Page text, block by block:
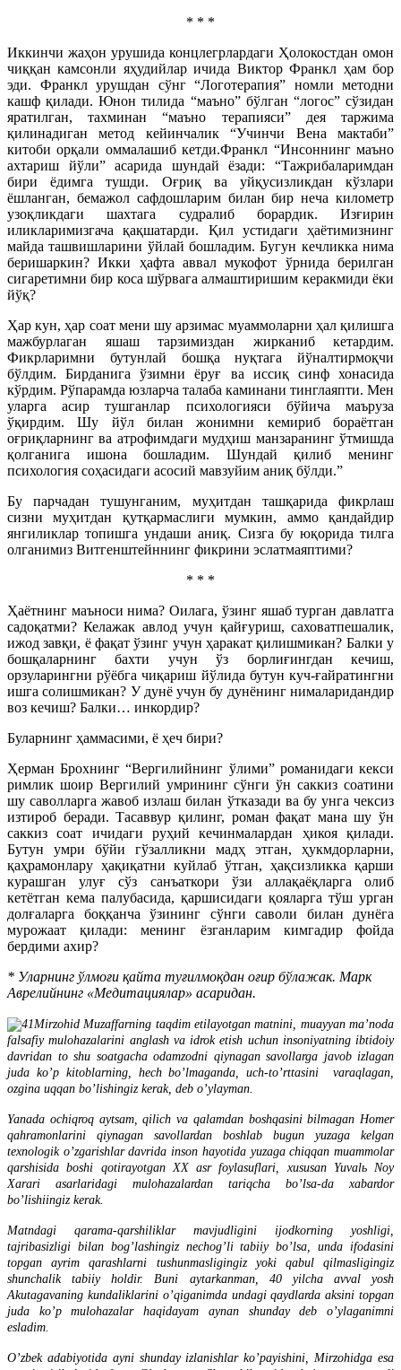
* * *
Иккинчи жаҳон урушида концлегрлардаги Ҳолокостдан омон
чиққан камсонли яҳудийлар ичида Виктор Франкл ҳам бор
эди. Франкл урушдан сўнг “Логотерапия” номли методни
кашф қилади. Юнон тилида “маъно” бўлган “логос” сўзидан
яратилган, тахминан “маъно терапияси” дея таржима
қилинадиган метод кейинчалик “Учинчи Вена мактаби”
китоби орқали оммалашиб кетди.Франкл “Инсоннинг маъно
ахтариш йўли” асарида шундай ёзади: “Тажрибаларимдан
бири ёдимга тушди. Оғриқ ва уйқусизликдан кўзлари
ёшланган, бемажол сафдошларим билан бир неча километр
узоқликдаги шахтага судралиб борардик. Изғирин
иликларимизгача қақшатарди. Қил устидаги ҳаётимизнинг
майда ташвишларини ўйлай бошладим. Бугун кечликка нима
беришаркин? Икки ҳафта аввал мукофот ўрнида берилган
сигаретимни бир коса шўрвага алмаштиришим керакмиди ёки
йўқ?
Ҳар кун, ҳар соат мени шу арзимас муаммоларни ҳал қилишга
мажбурлаган яшаш тарзимиздан жирканиб кетардим.
Фикрларимни бутунлай бошқа нуқтага йўналтирмоқчи
бўлдим. Бирданига ўзимни ёруғ ва иссиқ синф хонасида
кўрдим. Рўпарамда юзларча талаба каминани тинглаяпти. Мен
уларга асир тушганлар психологияси бўйича маъруза
ўқирдим. Шу йўл билан жонимни кемириб бораётган
оғриқларнинг ва атрофимдаги мудҳиш манзаранинг ўтмишда
қолганига ишона бошладим. Шундай қилиб менинг
психология соҳасидаги асосий мавзуйим аниқ бўлди.”
Бу парчадан тушунганим, муҳитдан ташқарида фикрлаш
сизни муҳитдан қутқармаслиги мумкин, аммо қандайдир
янгиликлар топишга ундаши аниқ. Сизга бу юқорида тилга
олганимиз Витгенштейннинг фикрини эслатмаяптими?
* * *
Ҳаётнинг маъноси нима? Оилага, ўзинг яшаб турган давлатга
садоқатми? Келажак авлод учун қайғуриш, саховатпешалик,
ижод завқи, ё фақат ўзинг учун ҳаракат қилишмикан? Балки у
бошқаларнинг бахти учун ўз борлиғингдан кечиш,
орзуларингни рўёбга чиқариш йўлида бутун куч-ғайратингни
ишга солишмикан? У дунё учун бу дунёнинг нималаридандир
воз кечиш? Балки… инкордир?
Буларнинг ҳаммасими, ё ҳеч бири?
Ҳерман Брохнинг “Вергилийнинг ўлими” романидаги кекси
римлик шоир Вергилий умрининг сўнги ўн саккиз соатини
шу саволларга жавоб излаш билан ўтказади ва бу унга чексиз
изтироб беради. Тасаввур қилинг, роман фақат мана шу ўн
саккиз соат ичидаги руҳий кечинмалардан ҳикоя қилади.
Бутун умри бўйи гўзалликни мадҳ этган, ҳукмдорларни,
қаҳрамонлару ҳақиқатни куйлаб ўтган, ҳақсизликка қарши
курашган улуғ сўз санъаткори ўзи аллақаёқларга олиб
кетётган кема палубасида, қаршисидаги қояларга тўш урган
долғаларга боққанча ўзининг сўнги саволи билан дунёга
мурожаат қилади: менинг ёзганларим кимгадир фойда
бердими ахир?
* Уларнинг ўлмоғи қайта туғилмоқдан оғир бўлажак. Марк
Аврелийнинг «Медитациялар» асаридан.
Mirzohid Muzaffarning taqdim etilayotgan matnini, muayyan ma’noda
falsafiy mulohazalarini anglash va idrok etish uchun insoniyatning ibtidoiy
davridan to shu soatgacha odamzodni qiynagan savollarga javob izlagan
juda ko’p kitoblarning, hech bo’lmaganda, uch-to’rttasini varaqlagan,
ozgina uqqan bo’lishingiz kerak, deb o’ylayman.
Yanada ochiqroq aytsam, qilich va qalamdan boshqasini bilmagan Homer
qahramonlarini qiynagan savollardan boshlab bugun yuzaga kelgan
texnologik o’zgarishlar davrida inson hayotida yuzaga chiqqan muammolar
qarshisida boshi qotirayotgan XX asr foylasuflari, xususan Yuvalь Noy
Xarari asarlaridagi mulohazalardan tariqcha bo’lsa-da xabardor
bo’lishiingiz kerak.
Matndagi qarama-qarshiliklar mavjudligini ijodkorning yoshligi,
tajribasizligi bilan bog’lashingiz nechog’li tabiiy bo’lsa, unda ifodasini
topgan ayrim qarashlarni tushunmasligingiz yoki qabul qilmasligingiz
shunchalik tabiiy holdir. Buni aytarkanman, 40 yilcha avval yosh
Akutagavaning kundaliklarini o’qiganimda undagi qaydlarda aksini topgan
juda ko’p mulohazalar haqidayam aynan shunday deb o’ylaganimni
esladim.
O’zbek adabiyotida ayni shunday izlanishlar ko’payishini, Mirzohidga esa